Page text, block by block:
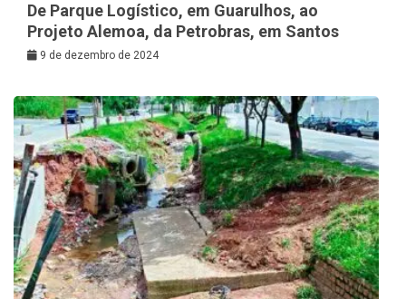
De Parque Logístico, em Guarulhos, ao
Projeto Alemoa, da Petrobras, em Santos
9 de dezembro de 2024